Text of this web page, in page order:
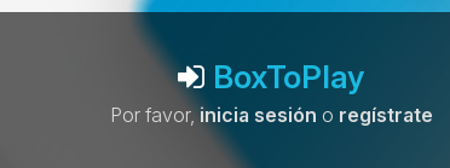
BoxToPlay
Por favor,inicia sesión o regístrate